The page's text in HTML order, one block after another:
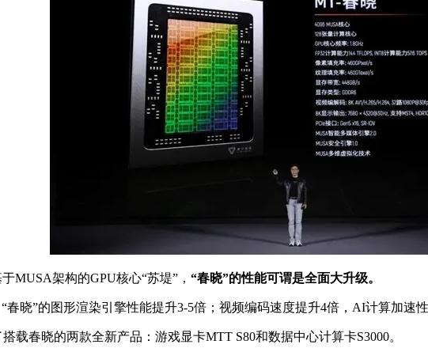
MUSA架构的GPU核心“苏堤”， “春晓”的性能可谓是全面大升级。
春晓”的图形渲染引擎性能提升3-5倍；视频编码速度提升4倍，AI计算加速
载春晓的两款全新产品：游戏显卡MTT S80和数据中心计算卡S3000。